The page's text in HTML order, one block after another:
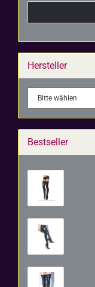
Hersteller
Bestseller